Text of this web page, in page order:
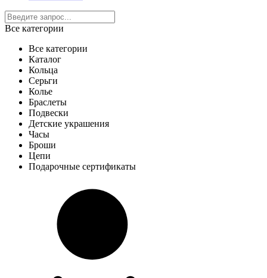
Все категории
Все категории
Каталог
Кольца
Серьги
Колье
Браслеты
Подвески
Детские украшения
Часы
Броши
Цепи
Подарочные сертификаты